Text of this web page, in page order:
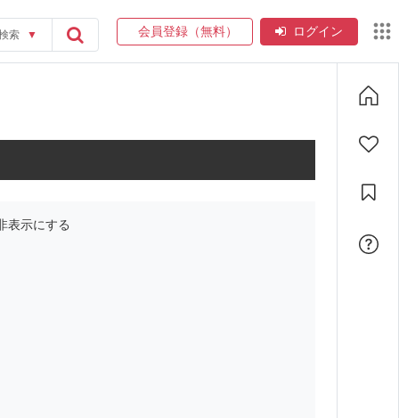
索 ▼ 会員登録（無料） ログイン
表示にする